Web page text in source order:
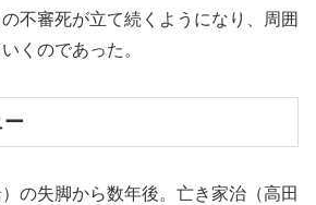
不審死が立て続くようになり、周囲
くのであった。
ー
の失脚から数年後。亡き家治（高田